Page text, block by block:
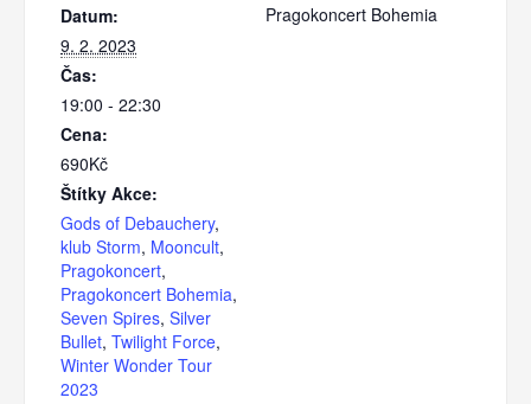
Datum:
9. 2. 2023
Čas:
19:00 - 22:30
Cena:
690Kč
Štítky Akce:
Gods of Debauchery,
klub Storm, Mooncult,
Pragokoncert,
Pragokoncert Bohemia,
Seven Spires, Silver
Bullet, Twilight Force,
Winter Wonder Tour
2023
Pragokoncert Bohemia